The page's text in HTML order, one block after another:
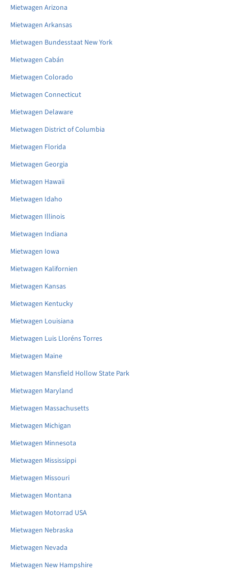
Mietwagen Arizona
Mietwagen Arkansas
Mietwagen Bundesstaat New York
Mietwagen Cabán
Mietwagen Colorado
Mietwagen Connecticut
Mietwagen Delaware
Mietwagen District of Columbia
Mietwagen Florida
Mietwagen Georgia
Mietwagen Hawaii
Mietwagen Idaho
Mietwagen Illinois
Mietwagen Indiana
Mietwagen Iowa
Mietwagen Kalifornien
Mietwagen Kansas
Mietwagen Kentucky
Mietwagen Louisiana
Mietwagen Luis Lloréns Torres
Mietwagen Maine
Mietwagen Mansfield Hollow State Park
Mietwagen Maryland
Mietwagen Massachusetts
Mietwagen Michigan
Mietwagen Minnesota
Mietwagen Mississippi
Mietwagen Missouri
Mietwagen Montana
Mietwagen Motorrad USA
Mietwagen Nebraska
Mietwagen Nevada
Mietwagen New Hampshire